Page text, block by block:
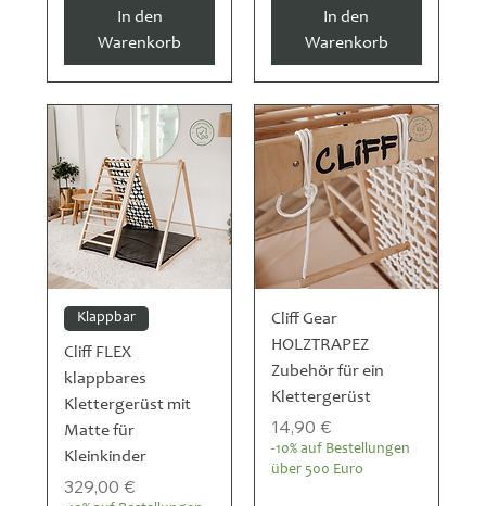
In den
Warenkorb
In den
Warenkorb
Klappbar
Cliff FLEX
klappbares
Klettergerüst mit
Matte für
Kleinkinder
Preis
329,00 €
Cliff Gear
HOLZTRAPEZ
Zubehör für ein
Klettergerüst
Preis
14,90 €
-10% auf Bestellungen
über 500 Euro